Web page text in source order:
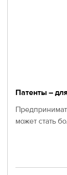
Патенты –
может стать